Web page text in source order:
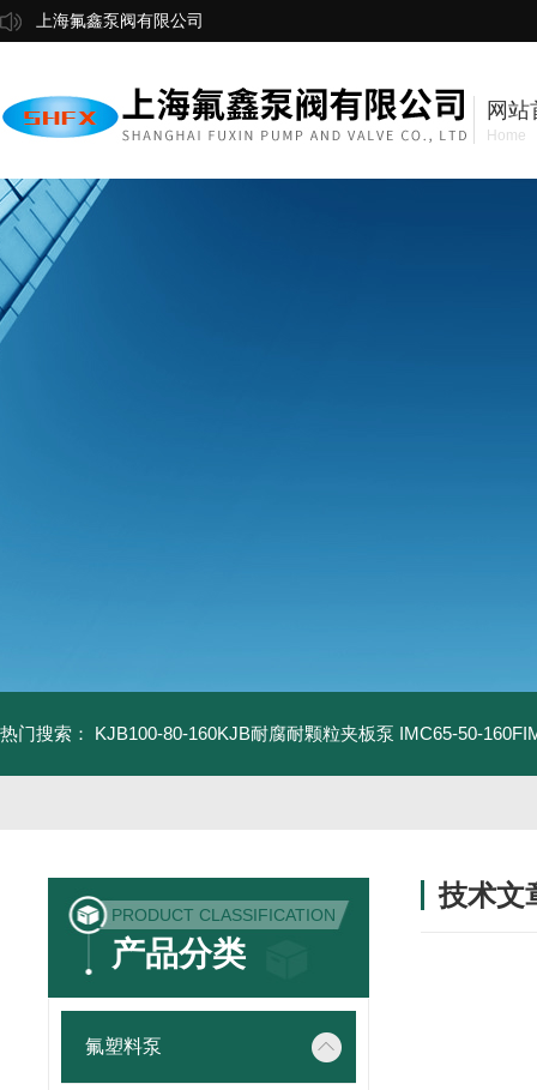
上海氟鑫泵阀有限公司
网站
Home
热门搜索： KJB100-80-160KJB耐腐耐颗粒夹板泵 IMC65-50-
PRODUCT CLASSIFICATION
产品分类
氟塑料泵
技术文